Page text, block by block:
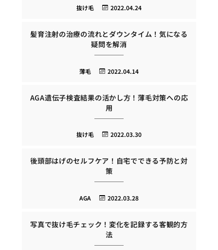
2022.04.24
抜け毛
髪育注射の治療の流れとダウンタイム！気になる
疑問を解消
2022.04.14
薄毛
AGA遺伝子検査結果の活かし方！薄毛対策への応
用
2022.03.30
抜け毛
後頭部はげのセルフケア！自宅でできる予防と対
策
2022.03.28
AGA
写真で抜け毛チェック！変化を記録する客観的方
法